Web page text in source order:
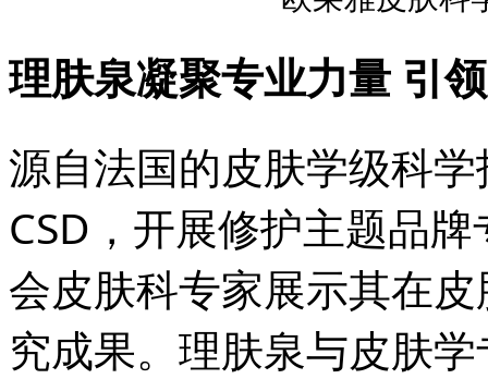
理肤泉凝聚专业力量 引
源自法国的皮肤学级科
CSD，开展修护主题品
会皮肤科专家展示其在
究成果。理肤泉与皮肤